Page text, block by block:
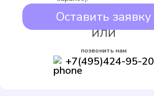
Оставить заявку
ИЛИ
позвонить нам
+7(495)424-95-20